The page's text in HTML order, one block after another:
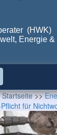
(HWK)
Energie
Startseite>>
für